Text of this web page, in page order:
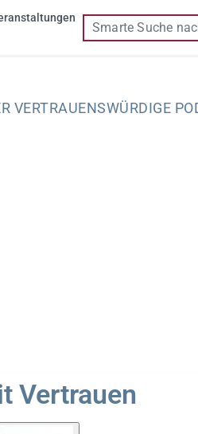
VERTRAUENSWÜRDIGE
Vertrauen